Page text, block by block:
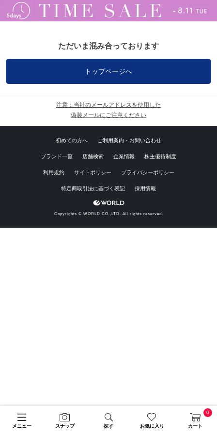
メニュー スナップ 探す お気に入り カート
0
ただいま混み合っております
トップページへ
注意：当社のメールアドレスを使用した
偽装メールにご注意ください
初めての方へ ご利用案内・お問い合わせ
ブランド一覧 店舗検索 企業情報 株主優待制度
利用規約 サイトポリシー プライバシーポリシー
特定商取引法に基づく表記 採用情報
Copyrights © WORLD CO.,LTD. All rights reserved.